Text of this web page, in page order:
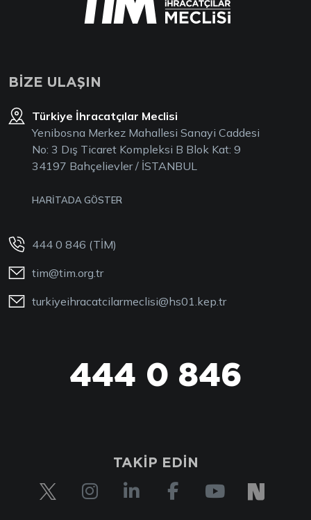
BİZE ULAŞIN
Türkiye İhracatçılar Meclisi
Yenibosna Merkez Mahallesi Sanayi Caddesi
No: 3 Dış Ticaret Kompleksi B Blok Kat: 9
34197 Bahçelievler / İSTANBUL
HARİTADA GÖSTER
444 0 846 (TİM)
tim@tim.org.tr
turkiyeihracatcilarmeclisi@hs01.kep.tr
444 0 846
TAKİP EDİN